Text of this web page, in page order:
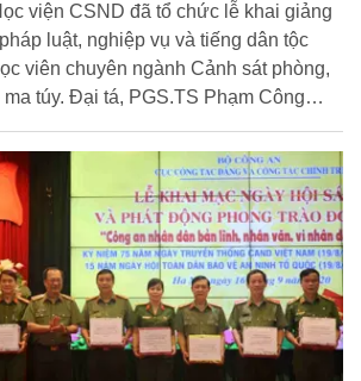
viện CSND đã tổ chức lễ khai giảng
luật, nghiệp vụ và tiếng dân tộc
viên chuyên ngành Cảnh sát phòng,
túy. Đại tá, PGS.TS Phạm Công